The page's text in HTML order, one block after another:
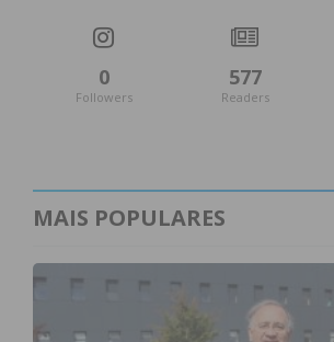
0
Followers
577
Readers
MAIS POPULARES